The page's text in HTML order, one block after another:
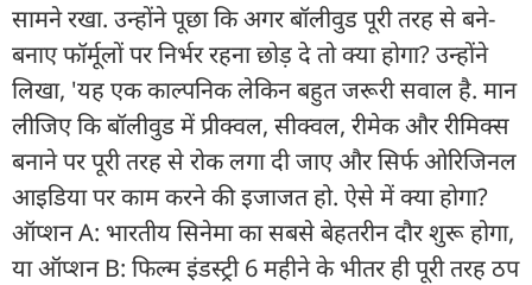
सामने रखा. उन्होंने पूछा कि अगर बॉलीवुड पूरी तरह से बने-
बनाए फॉर्मूलों पर निर्भर रहना छोड़ दे तो क्या होगा? उन्होंने
लिखा, 'यह एक काल्पनिक लेकिन बहुत जरूरी सवाल है. मान
लीजिए कि बॉलीवुड में प्रीक्वल, सीक्वल, रीमेक और रीमिक्स
बनाने पर पूरी तरह से रोक लगा दी जाए और सिर्फ ओरिजिनल
आइडिया पर काम करने की इजाजत हो. ऐसे में क्या होगा?
ऑप्शन A: भारतीय सिनेमा का सबसे बेहतरीन दौर शुरू होगा,
या ऑप्शन B: फिल्म इंडस्ट्री 6 महीने के भीतर ही पूरी तरह ठप